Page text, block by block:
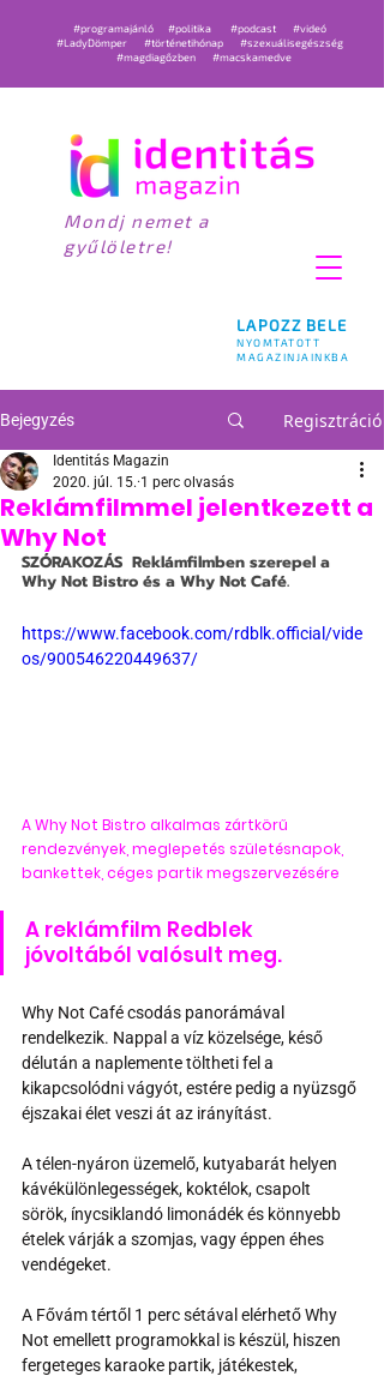
LAPOZZ BELE
NYOMTATOTT
MAGAZINJAINKBA
#programajánló #politika #podcast
#videó
#LadyDömper
#történetihónap
#szexuálisegészség
#magdiagőzben
#macskamedve
Mondj nemet a
gyűlöletre!
Bejegyzés Regisztráció
Reklámfilmmel jelentkezett a
Why Not
Identitás Magazin
2020. júl. 15. 1 perc olvasás
SZÓRAKOZÁS
  Reklámfilmben szerepel a
Why Not Bistro és a Why Not Café.
https://www.facebook.com/rdblk.official/vide
os/900546220449637/
A Why Not Bistro alkalmas zártkörű
rendezvények, meglepetés születésnapok,
bankettek, céges partik megszervezésére
A reklámfilm Redblek
jóvoltából valósult meg.
Why Not Café csodás panorámával
rendelkezik. Nappal a víz közelsége, késő
délután a naplemente töltheti fel a
kikapcsolódni vágyót, estére pedig a nyüzsgő
éjszakai élet veszi át az irányítást.
A télen-nyáron üzemelő, kutyabarát helyen
kávékülönlegességek, koktélok, csapolt
sörök, ínycsiklandó limonádék és könnyebb
ételek várják a szomjas, vagy éppen éhes
vendégeket.
A Fővám tértől 1 perc sétával elérhető Why
Not emellett programokkal is készül, hiszen
fergeteges karaoke partik, játékestek,